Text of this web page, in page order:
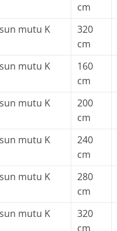
cm
mutu K
320
cm
mutu K
160
cm
mutu K
200
cm
mutu K
240
cm
mutu K
280
cm
mutu K
320
cm